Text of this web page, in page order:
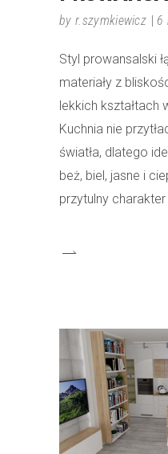
by r.szymkiewicz 6
Styl prowansalski
materiały z
lekkich kształtach
Kuchnia nie
światła, dlatego
beż, biel, jasne i
przytulny